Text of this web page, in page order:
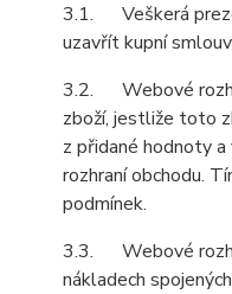
3.1. Veškerá
uzavřít kupní
3.2. Webové
zboží, jestliže toto
z přidané hodnoty
rozhraní obchodu.
podmínek.
3.3. Webové
nákladech